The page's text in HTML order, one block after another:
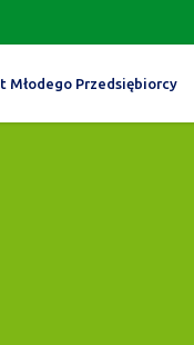
Młodego Przedsiębiorcy